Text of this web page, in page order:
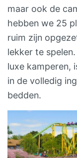
maar ook de
hebben we 25
ruim zijn
lekker te
luxe kamperen,
in de volledig
bedden.